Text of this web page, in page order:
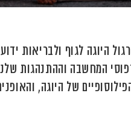
היוגה לגוף ולבריאות
של היוגה,